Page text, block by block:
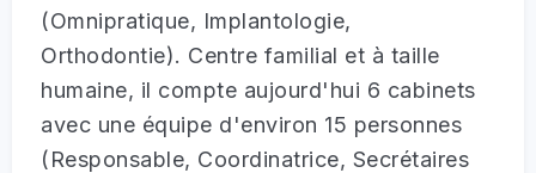
(Omnipratique, Implantologie,
Orthodontie). Centre familial et à taille
humaine, il compte aujourd'hui 6 cabinets
avec une équipe d'environ 15 personnes
(Responsable, Coordinatrice, Secrétaires